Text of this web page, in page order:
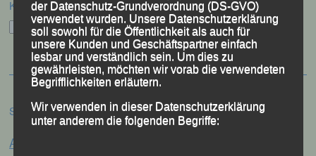
Kategorien
Kategorien
Schlagwörter
Alex Sellner
der Datenschutz-Grundverordnung (DS-GVO)
verwendet wurden. Unsere Datenschutzerklärung
soll sowohl für die Öffentlichkeit als auch für
unsere Kunden und Geschäftspartner einfach
lesbar und verständlich sein. Um dies zu
gewährleisten, möchten wir vorab die verwendeten
Begrifflichkeiten erläutern.
Wir verwenden in dieser Datenschutzerklärung
unter anderem die folgenden Begriffe: